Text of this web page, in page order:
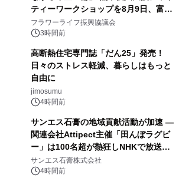
ティーワークショップを8月9日、富
山・射水で開催
フラワーライフ振興協議会
3時間前
高断熱住宅専門誌「だん25」発売！
日々のストレス軽減、暮らしはもっと
自由に
jimosumu
4時間前
サンエス石膏の地域貢献活動が加速 ―
関連会社Attipect主催「田んぼラグビ
ー」は100名超が熱狂しNHKで放送さ
れました。
サンエス石膏株式会社
4時間前